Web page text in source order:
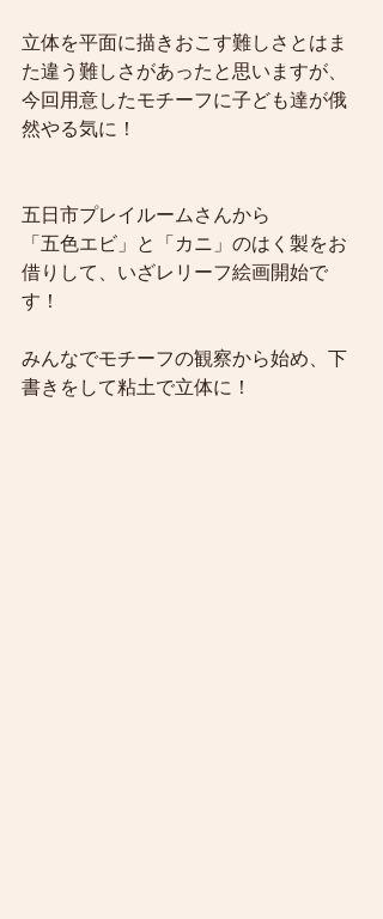
立体を平面に描きおこす難しさとはま
た違う難しさがあったと思いますが、
今回用意したモチーフに子ども達が俄
然やる気に！
五日市プレイルームさんから
「五色エビ」と「カニ」のはく製をお
借りして、いざレリーフ絵画開始で
す！
みんなでモチーフの観察から始め、下
書きをして粘土で立体に！